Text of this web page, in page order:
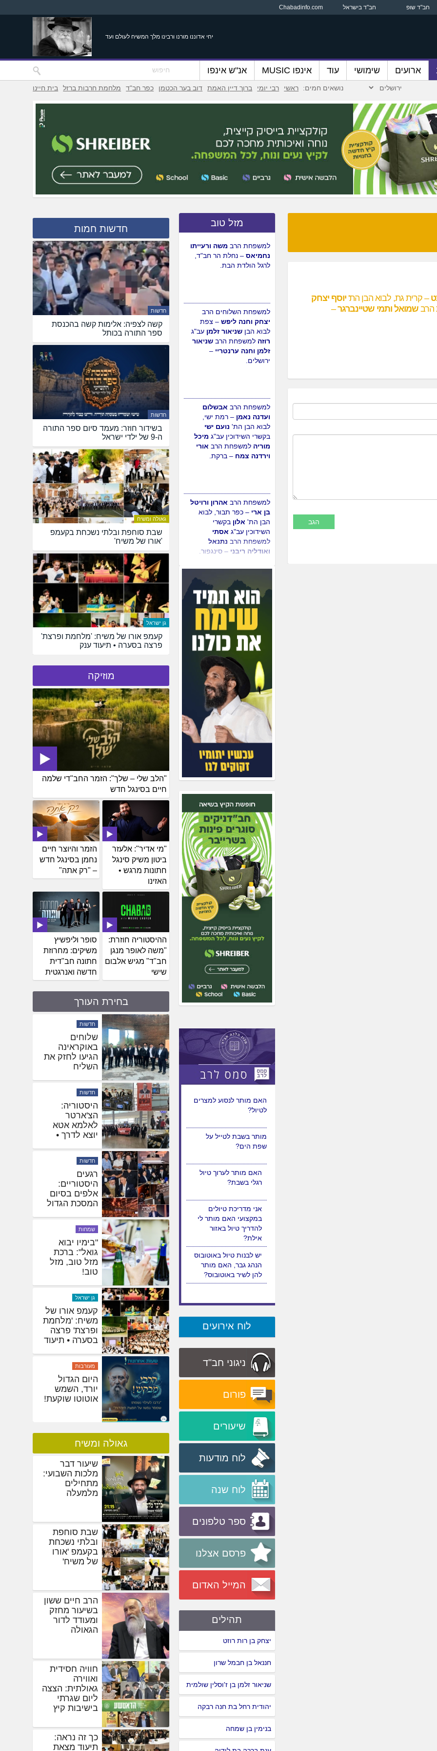
חב"ד שופ חב"ד בישראל Chabadinfo.com
יחי אדוננו מורנו ורבינו מלך המשיח לעולם ועד
ארועים שימושי עוד אינפו MUSIC אנ"ש אינפו
נושאים חמים: ראשי רבי יומי ברוך דיין האמת דוב בער הכטמן כפר חב"ד מלחמת חרבות ברזל בית חיינו
– קרית גת, לבוא הבן הת'יוסף יצחק
הרבשמואל ותמי שטיינברגר–
מזל טוב
למשפחת הרב משה ורעייתו
נחמיאס – נחלת הר חב"ד,
לרגל הולדת הבת.
למשפחת השלוחים הרב
יצחק וחנה ליפש – צפת
לבוא הבןשניאור זלמן עב"ג
רוזה למשפחת הרב שניאור
זלמן וחנה ערנטריי –
ירושלים.
למשפחת הרב אבשלום
ועדנה נאמן – רמת ישי,
לבוא הבן הת' נועם ישי
בקשרי השידוכין עב"ג מיכל
מוריה למשפחת הרב אורי
וירדנה צמח – ברקת.
למשפחת הרב אהרון ורויטל
בן ארי – כפר תבור, לבוא
הבן הת' אלון בקשרי
השידוכין עב"ג אסתי
למשפחת הרב נתנאל
ואודליה ריבני – סינגפור.
למשפחת הרב
יוסי ומיכל
לויטין– רמלה, לבוא הבן
מנחם מענדל עב"ג
צופיה למשפחת הרב
ורוחמה דהן
– ירושלים.
האם מותר לנסוע למצרים
לטיול?
מותר בשבת לטייל על
שפת הים?
האם מותר לערוך טיול
רגלי בשבת?
אני מדריכת טיולים
במקצועי האם מותר לי
להדריך טיול באזור
אילת?
יש לבנות טיול באוטובוס
הנהג גבר, האם מותר
להן לשיר באוטובוס?
לוח אירועים
ניגוני חב"ד
פורום
שיעורים
לוח מודעות
לוח שנה
ספר טלפונים
פרסם אצלנו
המייל האדום
תהילים
יצחק בן רות רוזט
חננאל בן חבמל שרון
שניאור זלמן בן ז'וסלין שולמית
יהודית רחל בת חנה רבקה
בנימין בן שמחה
חדשות חמות
חדשות
קשה לצפיה: אלימות קשה בהכנסת
ספר התורה בכותל
חדשות
בשידור חוזר: מעמד סיום ספר התורה
ה-9 של ילדי ישראל
גאולה ומשיח
שבת סוחפת ובלתי נשכחת בקעמפ
'אורו של משיח'
גן ישראל
קעמפ אורו של משיח: 'מלחמת ופרצת'
פרצה בסערה • תיעוד ענק
מוזיקה
"הלב שלי – שלך": הזמר החב"די שלמה
חיים בסינגל חדש
הזמר והיוצר חיים
נחמן בסינגל חדש
– "רק אתה"
"מי אדיר": אלעזר
ביטון משיק סינגל
חתונות מרגש •
האזינו
סופר וליפשיץ
משיקים: מחרוזת
חתונה חב"דית
חדשה ואנרגטית
ההיסטוריה חוזרת:
"משה לאופר מנגן
חב"ד" מגיש אלבום
שישי
בחירת העורך
חדשות
שלוחים
באוקראינה
הגיעו לחזק את
השליח
חדשות
היסטוריה:
הצ'ארטר
לאלמא אטא
יוצא לדרך •
חדשות
רגעים
היסטוריים:
אלפים בסיום
המסכת הגדול
שמחות
"בימיו יבוא
גואל": ברכת
מזל טוב, מזל
טוב!
גן ישראל
קעמפ אורו של
משיח: 'מלחמת
ופרצת' פרצה
בסערה • תיעוד
מעורבות
היום הגדול
יורד, השמש
אוטוטו שוקעת!
גאולה ומשיח
שיעור דבר
מלכות השבועי:
מתחילים
מלמעלה
שבת סוחפת
ובלתי נשכחת
בקעמפ 'אורו
של משיח'
הרב חיים ששון
בשיעור מחזק
ומעודד לדור
הגאולה
חוויה חסידית
ואווירה
גאולתית: הצצה
ליום שגרתי
בישיבות קיץ
כך זה נראה:
תיעוד מצאת